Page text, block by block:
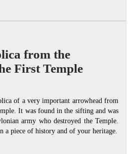
from the
First Temple
of a very important arrowhead from
It was found in the sifting and was
army who destroyed the Temple.
a piece of history and of your heritage.